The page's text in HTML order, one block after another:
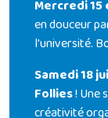
Mercredi 15
en douceur
l'université.
Samedi 18
Follies! Une
créativité